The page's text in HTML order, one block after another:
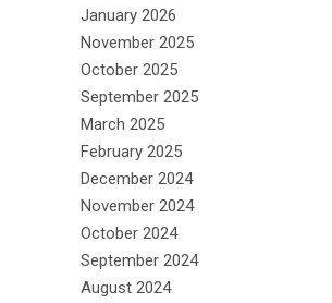
January 2026
November 2025
October 2025
September 2025
March 2025
February 2025
December 2024
November 2024
October 2024
September 2024
August 2024